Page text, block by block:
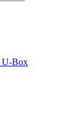
U-Box